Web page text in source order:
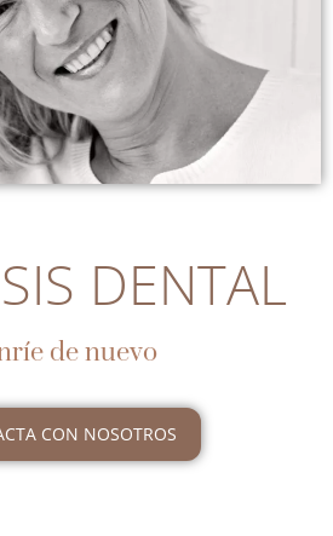
DENTAL
de nuevo
CON NOSOTROS